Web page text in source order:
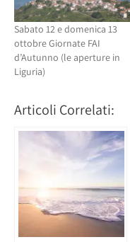
Sabato 12 e domenica 13
ottobre Giornate FAI
d’Autunno (le aperture in
Liguria)
Articoli Correlati: